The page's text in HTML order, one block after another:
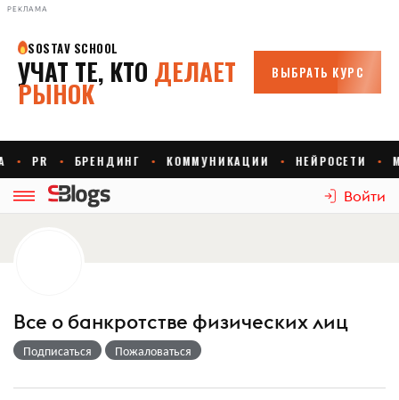
РЕКЛАМА
Войти
Все о банкротстве физических лиц
Подписаться Пожаловаться